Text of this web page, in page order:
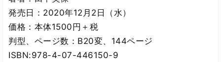
発売日：2020年12月2日（水）
価格：本体1500円＋税
判型、ページ数：B20変、144ページ
ISBN:978-4-07-446150-9